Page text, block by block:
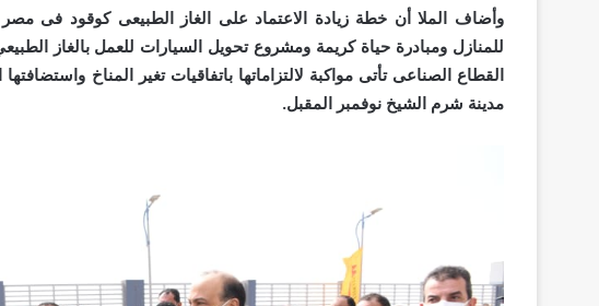
وأضاف الملا أن خطة زيادة الاعتماد على الغاز الطبيعى كوقود فى
للمنازل ومبادرة حياة كريمة ومشروع تحويل السيارات للعمل بالغاز
مدينة شرم الشيخ نوفمبر المقبل.